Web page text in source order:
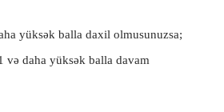
yüksək balla daxil olmusunuzsa;
və daha yüksək balla davam